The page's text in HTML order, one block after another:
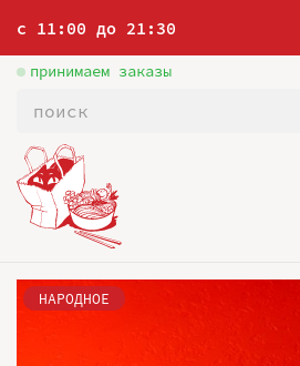
с 11:00 до 21:30
принимаем заказы
НАРОДНОЕ